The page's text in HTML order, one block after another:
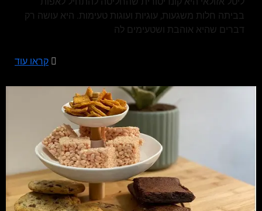
בביתה חלות משגעות, עוגיות ועוגות טעימות. היא עושה רק
דברים שהיא אוהבת ושטעימים לה
קראו עוד